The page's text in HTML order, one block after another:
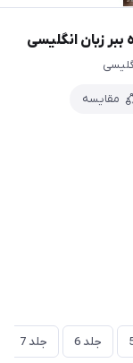
مقایسه
جلد 6 جلد 7